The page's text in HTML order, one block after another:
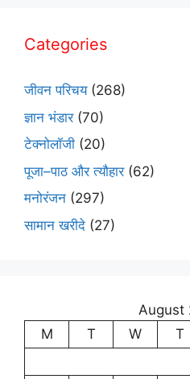
Categories
जीवन परिचय(268)
ज्ञान भंडार(70)
टेक्नोलॉजी (20)
पूजा–पाठ और त्यौहार(62)
मनोरंजन (297)
सामान खरीदे (27)
August
M
T W T